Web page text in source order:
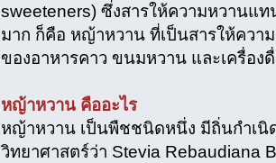
sweeteners) ซึ่งสารให้ความหวานแ
มาก ก็คือ หญ้าหวาน ที่เป็นสารให้ควา
ของอาหารคาว ขนมหวาน และเครื่อ
หญ้าหวาน คืออะไร
หญ้าหวาน เป็นพืชชนิดหนึ่ง มีถิ่นกำเนิ
วิทยาศาสตร์ว่า Stevia Rebaudiana